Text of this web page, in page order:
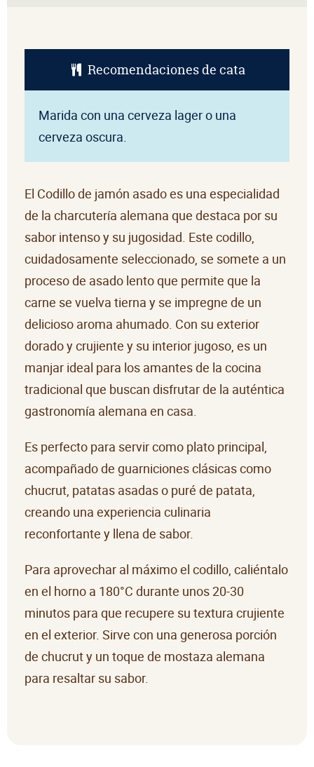
Recomendaciones de cata
Marida con una cerveza lager o una
cerveza oscura.
El Codillo de jamón asado es una especialidad
de la charcutería alemana que destaca por su
sabor intenso y su jugosidad. Este codillo,
cuidadosamente seleccionado, se somete a un
proceso de asado lento que permite que la
carne se vuelva tierna y se impregne de un
delicioso aroma ahumado. Con su exterior
dorado y crujiente y su interior jugoso, es un
manjar ideal para los amantes de la cocina
tradicional que buscan disfrutar de la auténtica
gastronomía alemana en casa.
Es perfecto para servir como plato principal,
acompañado de guarniciones clásicas como
chucrut, patatas asadas o puré de patata,
creando una experiencia culinaria
reconfortante y llena de sabor.
Para aprovechar al máximo el codillo, caliéntalo
en el horno a 180°C durante unos 20-30
minutos para que recupere su textura crujiente
en el exterior. Sirve con una generosa porción
de chucrut y un toque de mostaza alemana
para resaltar su sabor.